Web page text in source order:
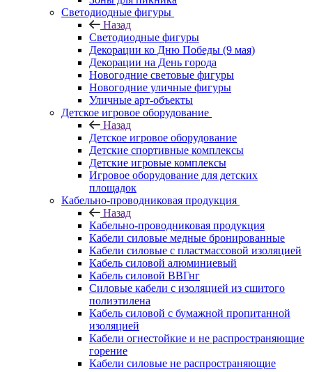
Светодиодные фигуры
Назад
Светодиодные фигуры
Декорации ко Дню Победы (9 мая)
Декорации на День города
Новогодние световые фигуры
Новогодние уличные фигуры
Уличные арт-объекты
Детское игровое оборудование
Назад
Детское игровое оборудование
Детские спортивные комплексы
Детские игровые комплексы
Игровое оборудование для детских
площадок
Кабельно-проводниковая продукция
Назад
Кабельно-проводниковая продукция
Кабели силовые медные бронированные
Кабели силовые с пластмассовой изоляцией
Кабель силовой алюминиевый
Кабель силовой ВВГнг
Силовые кабели с изоляцией из сшитого
полиэтилена
Кабель силовой с бумажной пропитанной
изоляцией
Кабели огнестойкие и не распространяющие
горение
Кабели силовые не распространяющие